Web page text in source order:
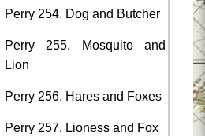
Perry 254. Dog and Butcher
Perry 255. Mosquito and
Lion
Perry 256. Hares and Foxes
Perry 257. Lioness and Fox